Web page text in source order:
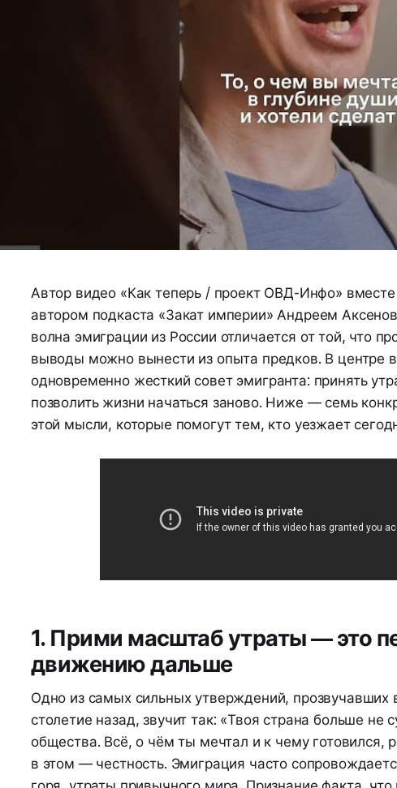
Автор видео «Как теперь / проект ОВД-Инфо» вместе
автором подкаста «Закат империи» Андреем
волна эмиграции из России отличается от той, что
выводы можно вынести из опыта предков. В центре
одновременно жесткий совет эмигранта: принять
позволить жизни начаться заново. Ниже — семь
этой мысли, которые помогут тем, кто уезжает
1. Прими масштаб утраты — это
движению дальше
Одно из самых сильных утверждений, прозвучавших
столетие назад, звучит так: «Твоя страна больше не
общества. Всё, о чём ты мечтал и к чему готовился,
в этом — честность. Эмиграция часто